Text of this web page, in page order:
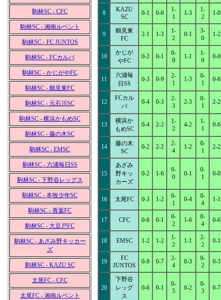
駒林SC - CFC
駒林SC - 湘南ルベント
駒林SC - FC JUNTOS
駒林SC - FCカルパ
駒林SC - かじがやFC
駒林SC - 鶴見東FC
駒林SC - 元石川SC
駒林SC - 横浜かもめSC
駒林SC - 藤の木SC
駒林SC - EMSC
駒林SC - 六浦毎日SS
駒林SC - 下野谷レッグス
駒林SC - 本牧少年SC
駒林SC - 青葉FC
駒林SC - 大豆戸FC
駒林SC - あざみ野キッカー
ズ
駒林SC - KAZU SC
太尾FC - CFC
太尾FC - 湘南ルベント
8
KAZU
SC
0-1 0-0
1-
1
1-3
1-
2
1-0
9
鶴見東
FC
2-1 1-3
1-
2
0-1
3-
0
1-2
10
かじが
やFC
0-2 0-1
0-
0
1-1
1-
0
0-0
11
六浦毎
日SS
0-3 0-9
2-
1
1-3
0-
1
0-6
12
FCカル
パ
0-4 0-3
2-
3
2-3
0-
1
2-2
13
横浜か
もめSC
0-4 2-2
1-
2
4-2
1-
1
0-6
14
藤の木
SC
0-2 2-2
2-
4
1-2
0-
1
2-2
15
あざみ
野キッ
カーズ
0-2 1-6
0-
0
0-1
0-
1
0-0
16 太尾FC 0-3 1-2
0-
1
0-4
0-
4
1-1
17 CFC 0-6 0-1
0-
2
1-6
0-
4
0-6
18 EMSC 1-2 1-2
1-
2
1-1
2-
2
0-1
19
FC
JUNTOS
0-9 0-7
2-
4
0-3
0-
2
0-3
20
下野谷
レッグ
ス
0-6 0-1
0-
5
0-2
0-
3
0-7